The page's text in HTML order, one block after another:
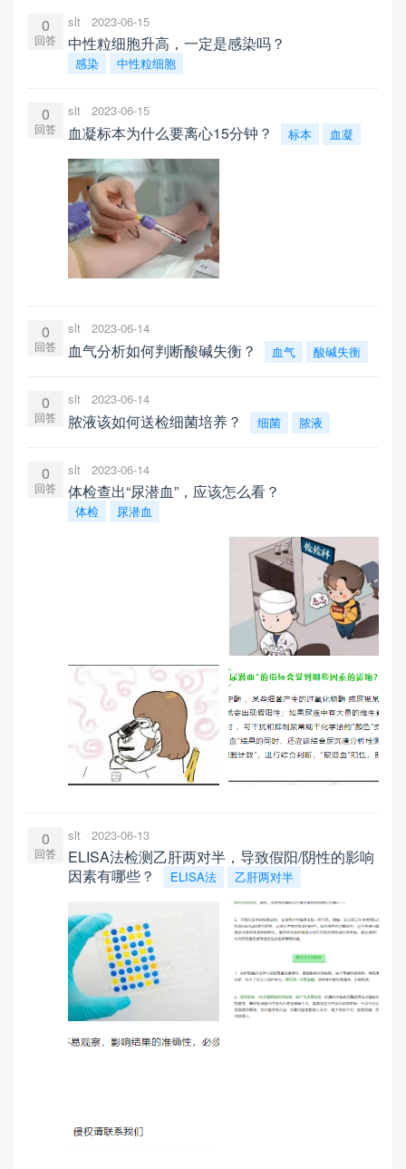
0
回答
slt 2023-06-15
中性粒细胞升高，一定是感染吗？
感染 中性粒细胞
0
回答
slt 2023-06-15
血凝标本为什么要离心15分钟？ 标本 血凝
0
回答
slt 2023-06-14
血气分析如何判断酸碱失衡？ 血气 酸碱失衡
0
回答
slt 2023-06-14
脓液该如何送检细菌培养？ 细菌 脓液
0
回答
slt 2023-06-14
体检查出“尿潜血”，应该怎么看？
体检 尿潜血
0
回答
slt 2023-06-13
ELISA法检测乙肝两对半，导致假阳/阴性的影响
因素有哪些？
ELISA法 乙肝两对半